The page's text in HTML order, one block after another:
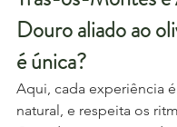
Douro aliado ao
é única?
Aqui, cada experiência
natural, e respeita os